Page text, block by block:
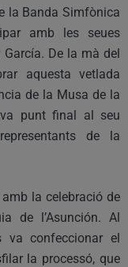
la Banda Simfònica
amb les seues
De la mà del
aquesta vetlada
de la Musa de la
punt final al seu
de la
la celebració de
de l’Asunción. Al
va confeccionar el
la processó, que